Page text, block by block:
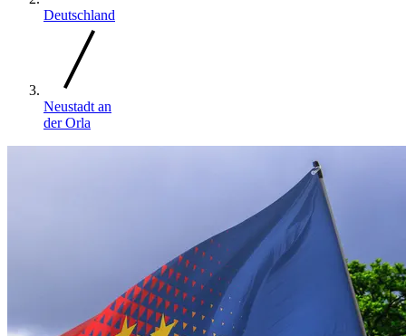
Deutschland
Neustadt an
der Orla